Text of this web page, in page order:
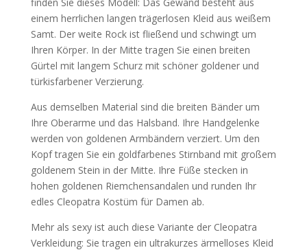
einem herrlichen langen trägerlosen Kleid aus weißem
Samt. Der weite Rock ist fließend und schwingt um
Ihren Körper. In der Mitte tragen Sie einen breiten
Gürtel mit langem Schurz mit schöner goldener und
türkisfarbener Verzierung.
Aus demselben Material sind die breiten Bänder um
Ihre Oberarme und das Halsband. Ihre Handgelenke
werden von goldenen Armbändern verziert. Um den
Kopf tragen Sie ein goldfarbenes Stirnband mit großem
goldenem Stein in der Mitte. Ihre Füße stecken in
hohen goldenen Riemchensandalen und runden Ihr
edles Cleopatra Kostüm für Damen ab.
Mehr als sexy ist auch diese Variante der Cleopatra
Verkleidung: Sie tragen ein ultrakurzes ärmelloses Kleid